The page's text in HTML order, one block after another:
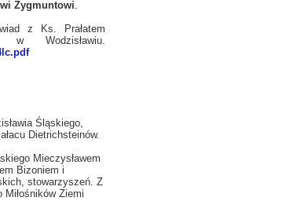
Zygmuntowi.
z Ks. Prałatem
Wodzisławiu.
Śląskiego,
Dietrichsteinów.
Mieczysławem
Bizoniem i
stowarzyszeń. Z
Ziemi